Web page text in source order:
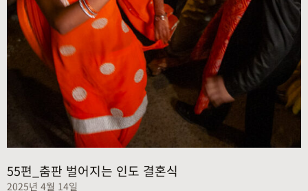
55편_춤판 벌어지는 인도 결혼식
2025년 4월 14일